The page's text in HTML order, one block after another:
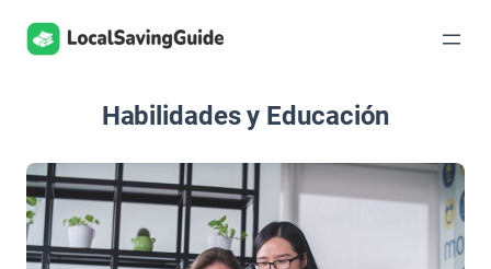
Saltar
Habilidades y Educación